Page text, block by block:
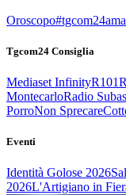
Oroscopo
Tgcom24 Consiglia
Mediaset InfinityR101
MontecarloRadio
PorroNon Sprecare
Eventi
Identità Golose 2026
2026L'Artigiano in